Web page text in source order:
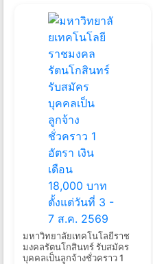
มหาวิทยาลัยเทคโนโลยีราช
มงคลรัตนโกสินทร์ รับสมัคร
บุคคลเป็นลูกจ้างชั่วคราว 1